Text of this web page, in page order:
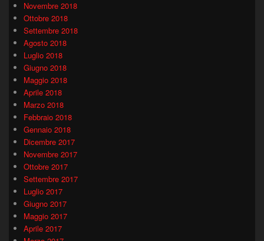
Novembre 2018
Ottobre 2018
Settembre 2018
Agosto 2018
Luglio 2018
Giugno 2018
Maggio 2018
Aprile 2018
Marzo 2018
Febbraio 2018
Gennaio 2018
Dicembre 2017
Novembre 2017
Ottobre 2017
Settembre 2017
Luglio 2017
Giugno 2017
Maggio 2017
Aprile 2017